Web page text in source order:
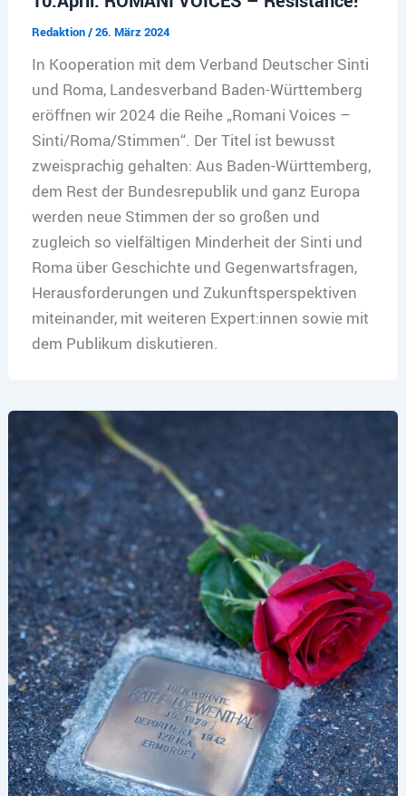
Redaktion/26. März 2024
In Kooperation mit dem Verband Deutscher Sinti
und Roma, Landesverband Baden-Württemberg
eröffnen wir 2024 die Reihe „Romani Voices –
Sinti/Roma/Stimmen“. Der Titel ist bewusst
zweisprachig gehalten: Aus Baden-Württemberg,
dem Rest der Bundesrepublik und ganz Europa
werden neue Stimmen der so großen und
zugleich so vielfältigen Minderheit der Sinti und
Roma über Geschichte und Gegenwartsfragen,
Herausforderungen und Zukunftsperspektiven
miteinander, mit weiteren Expert:innen sowie mit
dem Publikum diskutieren.